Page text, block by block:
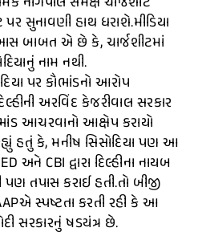
સુનાવણી હાથ ધરાશે.મીડિયા
બાબત એ છે કે, ચાર્જશીટમાં
નામ નથી.
પર કૌભાંડનો આરોપ
અરવિંદ કેજરીવાલ સરકાર
આચરવાનો આક્ષેપ કરાયો
હતું કે, મનીષ સિસોદિયા પણ આ
CBI દ્વારા દિલ્હીના નાયબ
પણ તપાસ કરાઈ હતી.તો બીજી
સ્પષ્ટતા કરતી રહી કે આ
સરકારનું ષડયંત્ર છે.